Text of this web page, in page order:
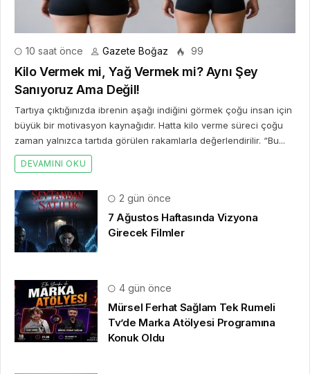
10 saat önce Gazete Boğaz 99
Kilo Vermek mi, Yağ Vermek mi? Aynı Şey
Sanıyoruz Ama Değil!
Tartıya çıktığınızda ibrenin aşağı indiğini görmek çoğu insan için
büyük bir motivasyon kaynağıdır. Hatta kilo verme süreci çoğu
zaman yalnızca tartıda görülen rakamlarla değerlendirilir. “Bu...
DEVAMINI OKU
2 gün önce
7 Ağustos Haftasında Vizyona
Girecek Filmler
4 gün önce
Mürsel Ferhat Sağlam Tek Rumeli
Tv’de Marka Atölyesi Programına
Konuk Oldu